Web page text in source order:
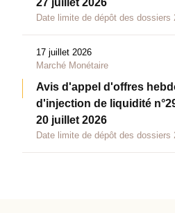
27 juillet 2026
Date limite de dépôt des dossiers
17 juillet 2026
Marché Monétaire
Avis d'appel d'offres
d'injection de liquidité
20 juillet 2026
Date limite de dépôt des dossiers